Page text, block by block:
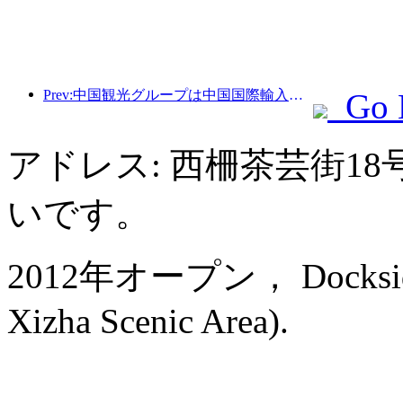
Prev:中国観光グループは中国国際輸入博覧会に8年連続で参加し、総額10億米ドルを超える契約を締結しています。
Go
アドレス: 西柵茶芸街18
いです。
2012年オープン，
Xizha Scenic Area).